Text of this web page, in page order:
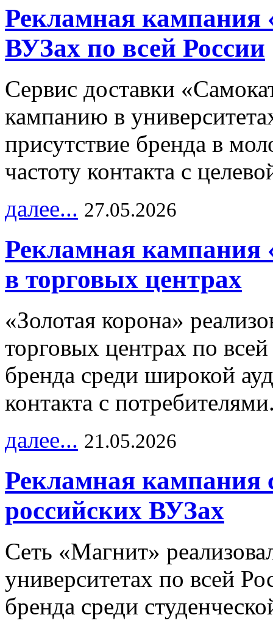
Рекламная кампания
ВУЗах по всей России
Сервис доставки
кампанию в
присутствие бренда в
частоту контакта с
далее... 27.05.2026
Рекламная кампания
в торговых центрах
«Золотая корона»
торговых центрах по
бренда среди широкой
контакта с
далее... 21.05.2026
Рекламная кампания
российских ВУЗах
Сеть «Магнит»
университетах по всей
бренда среди